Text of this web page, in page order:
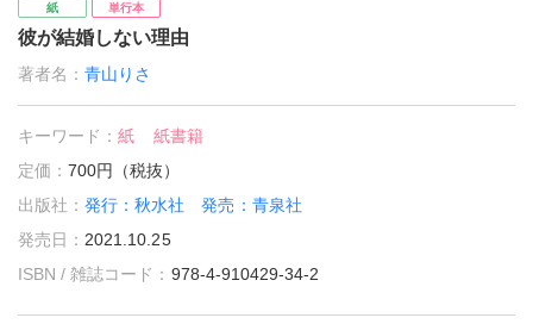
紙 単行本
彼が結婚しない理由
著者名：青山りさ
キーワード：紙
紙書籍
定価：700円（税抜）
出版社：発行：秋水社 発売：青泉社
発売日： 2021.10.25
ISBN / 雑誌コード： 978-4-910429-34-2